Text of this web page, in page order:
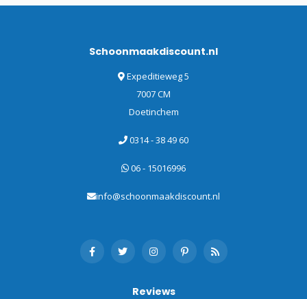
Schoonmaakdiscount.nl
Expeditieweg 5
7007 CM
Doetinchem
0314 - 38 49 60
06 - 15016996
info@schoonmaakdiscount.nl
Reviews